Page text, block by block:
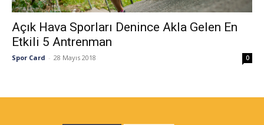
Açık Hava Sporları Denince Akla Gelen En
Etkili 5 Antrenman
Spor Card - 28 Mayıs 2018 0